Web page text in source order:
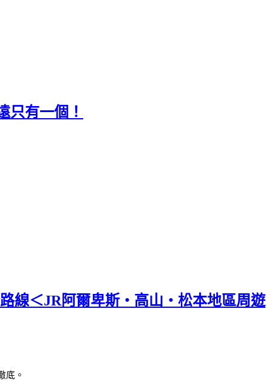
只有一個！
線＜JR阿爾卑斯・高山・松本地區周遊
底。